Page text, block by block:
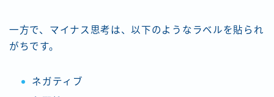
一方で、マイナス思考は、以下のようなラベルを貼られ
がちです。
ネガティブ